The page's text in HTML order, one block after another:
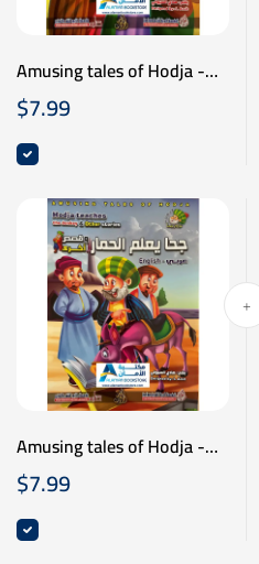
Amusing tales of Hodja -
نوادر جحا - ثمن الرائحة -
عربي انكليزي
$7.99
Amusing tales of Hodja -
نوادر جحا - جحا يعلم الحمار -
عربي انكليزي
$7.99